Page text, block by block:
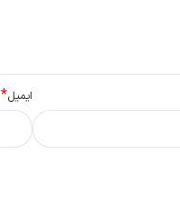
ایمیل*